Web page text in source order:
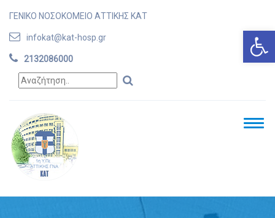
ΓΕΝΙΚΟ ΝΟΣΟΚΟΜΕΙΟ ΑΤΤΙΚΗΣ ΚΑΤ
infokat@kat-hosp.gr
2132086000